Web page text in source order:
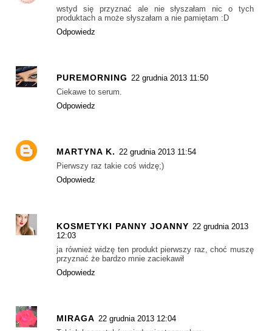
wstyd się przyznać ale nie słyszałam nic o tych
produktach a może słyszałam a nie pamiętam :D
Odpowiedz
PUREMORNING 22 grudnia 2013 11:50
Ciekawe to serum.
Odpowiedz
MARTYNA K. 22 grudnia 2013 11:54
Pierwszy raz takie coś widzę;)
Odpowiedz
KOSMETYKI PANNY JOANNY 22 grudnia 2013
12:03
ja również widzę ten produkt pierwszy raz, choć muszę
przyznać że bardzo mnie zaciekawił
Odpowiedz
MIRAGA 22 grudnia 2013 12:04